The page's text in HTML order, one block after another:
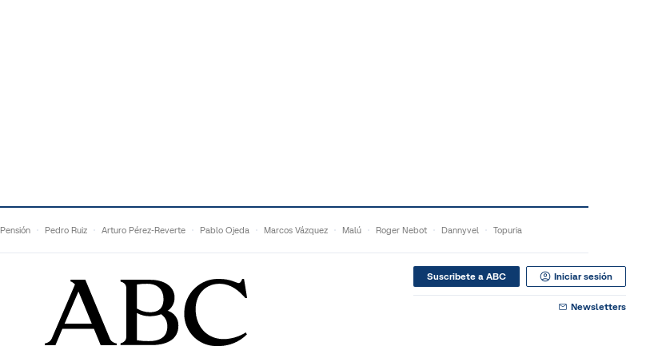
Pensión Pedro Ruiz Arturo Pérez-Reverte Pablo Ojeda Marcos Vázquez Malú Roger Nebot Dannyvel Topuria
Suscribete a ABC Iniciar sesión
Newsletters